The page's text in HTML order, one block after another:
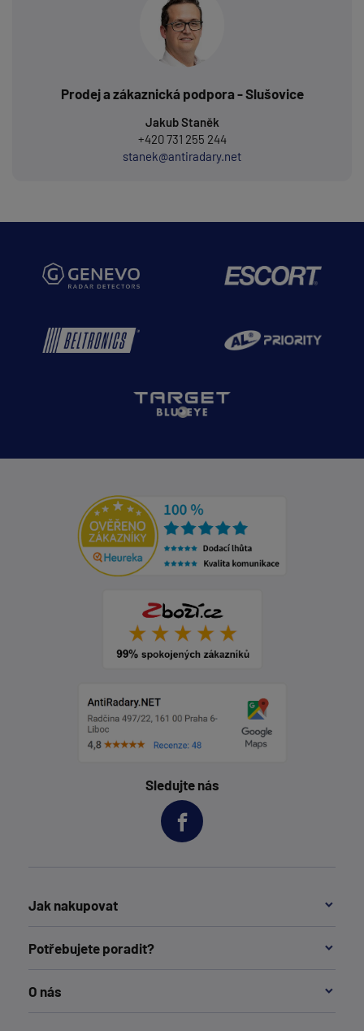
Prodej a zákaznická podpora - Slušovice
Jakub Staněk
+420 731 255 244
stanek@antiradary.net
Sledujte nás
Jak nakupovat
Potřebujete poradit?
O nás